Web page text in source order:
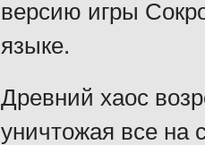
версию игры
языке.
Древний хаос
уничтожая все на